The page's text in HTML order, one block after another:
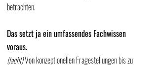
betrachten.
Das setzt ja ein umfassendes Fachwissen
voraus.
(lacht) Von konzeptionellen Fragestellungen bis zu